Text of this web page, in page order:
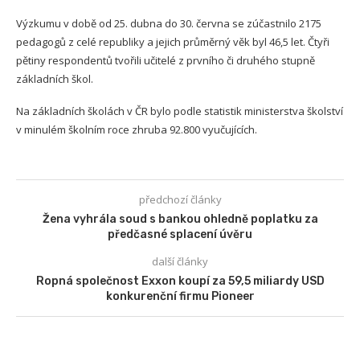
Výzkumu v době od 25. dubna do 30. června se zúčastnilo 2175
pedagogů z celé republiky a jejich průměrný věk byl 46,5 let. Čtyři
pětiny respondentů tvořili učitelé z prvního či druhého stupně
základních škol.
Na základních školách v ČR bylo podle statistik ministerstva školství
v minulém školním roce zhruba 92.800 vyučujících.
předchozí články
Žena vyhrála soud s bankou ohledně poplatku za
předčasné splacení úvěru
další články
Ropná společnost Exxon koupí za 59,5 miliardy USD
konkurenční firmu Pioneer